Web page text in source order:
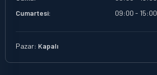
Cumartesi:
09:00 - 15:00
Pazar: Kapalı